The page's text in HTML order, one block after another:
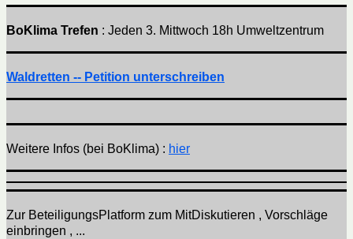
BoKlima Trefen : Jeden 3. Mittwoch 18h Umweltzentrum
Waldretten -- Petition unterschreiben
Weitere Infos (bei BoKlima) : hier
Zur BeteiligungsPlatform zum MitDiskutieren , Vorschläge
einbringen , ...